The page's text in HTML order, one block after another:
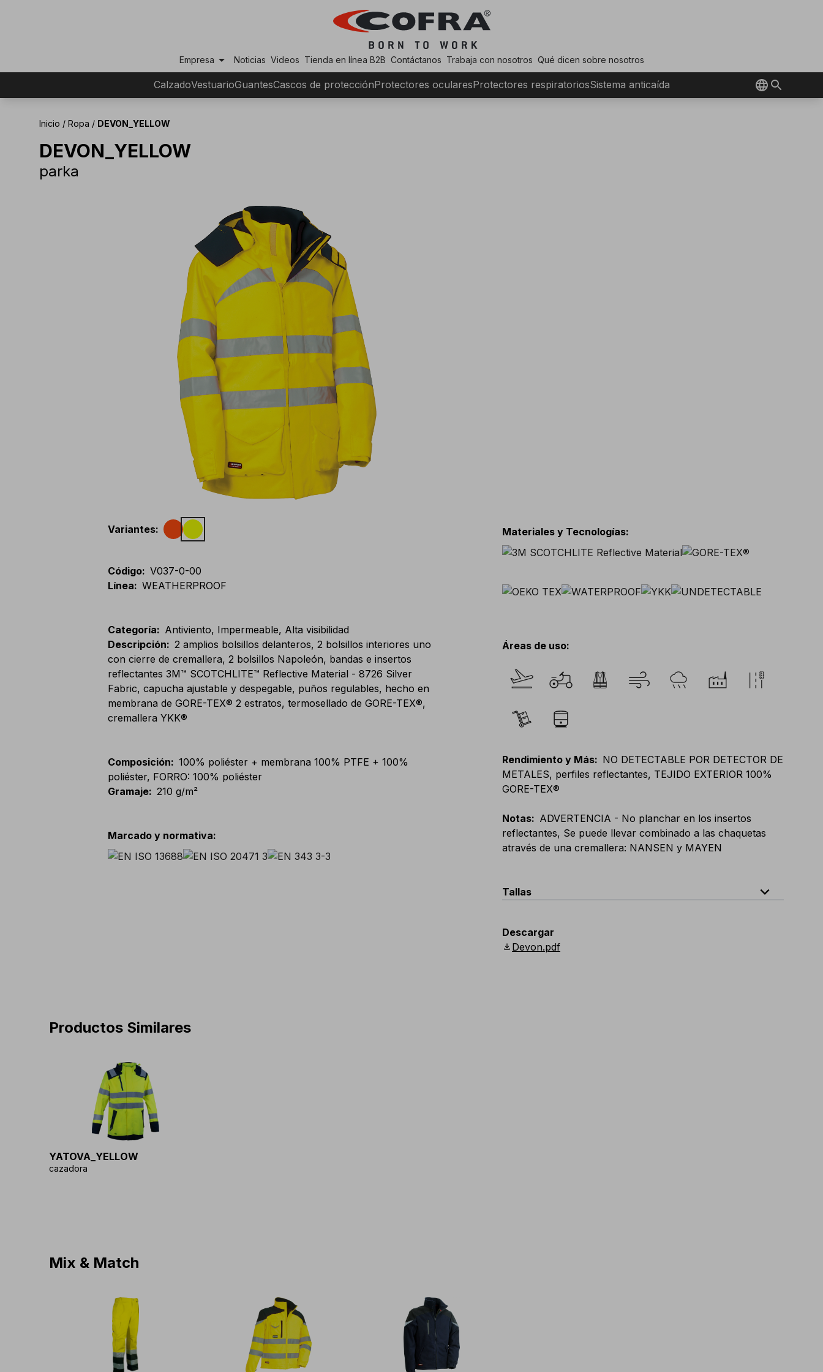
Empresa arrow_drop_down Noticias Videos Tienda en línea B2B Contáctanos Trabaja con nosotros Qué dicen sobre nosotros
CalzadoVestuarioGuantesCascos de protecciónProtectores ocularesProtectores respiratoriosSistema anticaída
Inicio / Ropa / DEVON_YELLOW
DEVON_YELLOW
parka
Variantes:
Código: V037-0-00
Línea: WEATHERPROOF
Categoría: Antiviento, Impermeable, Alta visibilidad
Descripción: 2 amplios bolsillos delanteros, 2 bolsillos interiores uno
con cierre de cremallera, 2 bolsillos Napoleón, bandas e insertos
reflectantes 3M™ SCOTCHLITE™ Reflective Material - 8726 Silver
Fabric, capucha ajustable y despegable, puños regulables, hecho en
membrana de GORE-TEX® 2 estratos, termosellado de GORE-TEX®,
cremallera YKK®
Composición: 100% poliéster + membrana 100% PTFE + 100%
poliéster, FORRO: 100% poliéster
Gramaje: 210 g/m²
Marcado y normativa:
Materiales y Tecnologías:
Áreas de uso:
Rendimiento y Más: NO DETECTABLE POR DETECTOR DE
METALES, perfiles reflectantes, TEJIDO EXTERIOR 100%
GORE-TEX®
Notas: ADVERTENCIA - No planchar en los insertos
reflectantes, Se puede llevar combinado a las chaquetas
através de una cremallera: NANSEN y MAYEN
Tallas expand_less
Scandinavian
Descargar
download Devon.pdf
Productos Similares
YATOVA_YELLOW
cazadora
Mix & Match